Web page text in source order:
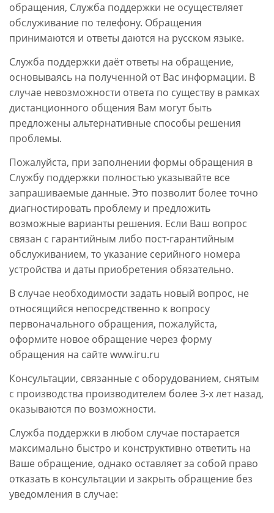
обращения, Служба поддержки не осуществляет
обслуживание по телефону. Обращения
принимаются и ответы даются на русском языке.
Служба поддержки даёт ответы на обращение,
основываясь на полученной от Вас информации. В
случае невозможности ответа по существу в рамках
дистанционного общения Вам могут быть
предложены альтернативные способы решения
проблемы.
Пожалуйста, при заполнении формы обращения в
Службу поддержки полностью указывайте все
запрашиваемые данные. Это позволит более точно
диагностировать проблему и предложить
возможные варианты решения. Если Ваш вопрос
связан с гарантийным либо пост-гарантийным
обслуживанием, то указание серийного номера
устройства и даты приобретения обязательно.
В случае необходимости задать новый вопрос, не
относящийся непосредственно к вопросу
первоначального обращения, пожалуйста,
оформите новое обращение через форму
обращения на сайте www.iru.ru
Консультации, связанные с оборудованием, снятым
с производства производителем более 3-х лет назад,
оказываются по возможности.
Служба поддержки в любом случае постарается
максимально быстро и конструктивно ответить на
Ваше обращение, однако оставляет за собой право
отказать в консультации и закрыть обращение без
уведомления в случае: